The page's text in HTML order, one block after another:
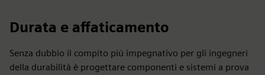
Durata e affaticamento
Senza dubbio il compito più impegnativo per gli ingegneri
della durabilità è progettare componenti e sistemi a prova